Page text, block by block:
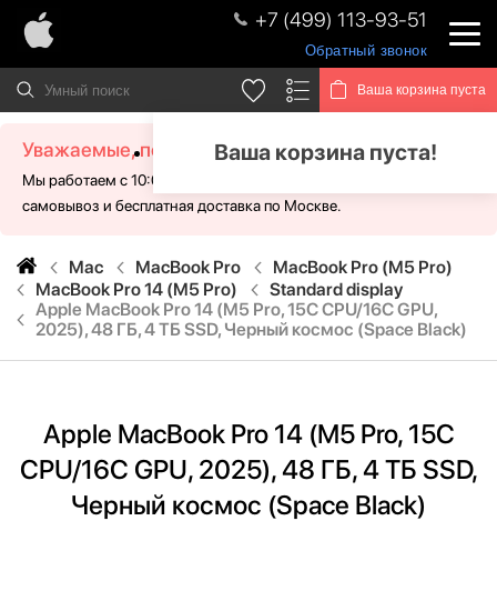
+7 (499) 113-93-51
Обратный звонок
Ваша корзина пуста
Ваша корзина пуста!
Уважаемые, посетители!
Мы работаем с 10:00 - 21:00 без выходных. Для Вас доступен
самовывоз и бесплатная доставка по Москве.
Mac MacBook Pro
MacBook Pro (M5 Pro)
MacBook Pro 14 (M5 Pro)
Standard display
Apple MacBook Pro 14 (M5 Pro, 15C CPU/16C GPU,
2025), 48 ГБ, 4 ТБ SSD, Черный космос (Space Black)
Apple MacBook Pro 14 (M5 Pro, 15C
CPU/16C GPU, 2025), 48 ГБ, 4 ТБ SSD,
Черный космос (Space Black)